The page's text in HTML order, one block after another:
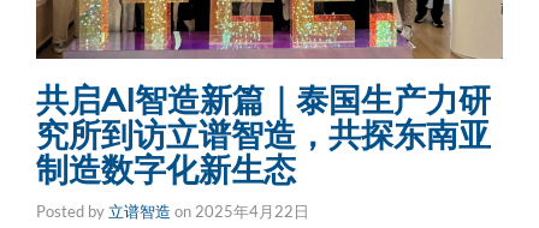
共启AI智造新篇｜泰国生产力研
究所到访立谱智造，共探东南亚
制造数字化新生态
Posted by 立谱智造 on 2025年4月22日